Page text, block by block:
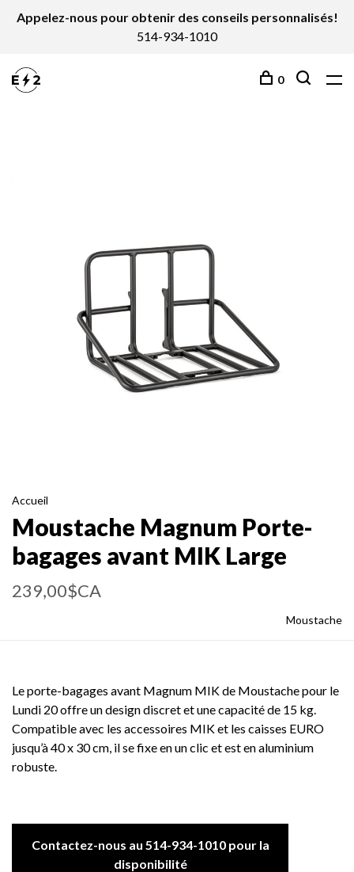
Appelez-nous pour obtenir des conseils personnalisés!
514-934-1010
0
Accueil
Moustache Magnum Porte-
bagages avant MIK Large
239,00$CA
Moustache
Le porte-bagages avant Magnum MIK de Moustache pour le
Lundi 20 offre un design discret et une capacité de 15 kg.
Compatible avec les accessoires MIK et les caisses EURO
jusqu’à 40 x 30 cm, il se fixe en un clic et est en aluminium
robuste.
Contactez-nous au 514-934-1010 pour la
disponibilité